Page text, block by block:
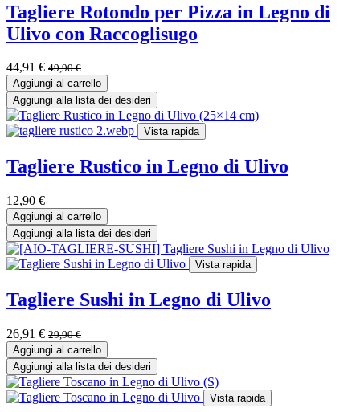
Tagliere Rotondo per Pizza in Legno di
Ulivo con Raccoglisugo
44,91 € 49,90€
Aggiungi al carrello
Aggiungi alla lista dei desideri
Vista rapida
Tagliere Rustico in Legno di Ulivo
12,90 €
Aggiungi al carrello
Aggiungi alla lista dei desideri
Vista rapida
Tagliere Sushi in Legno di Ulivo
26,91 € 29,90€
Aggiungi al carrello
Aggiungi alla lista dei desideri
Vista rapida